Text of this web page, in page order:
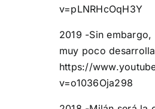
v=pLNRHcOqH3Y
2019 -Sin embargo,
muy poco
https://
v=o1036Oja298